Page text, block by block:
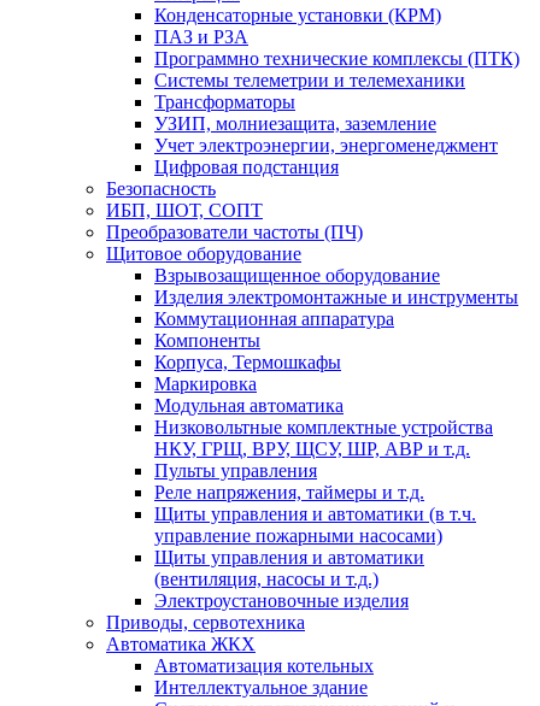
Конденсаторные установки (КРМ)
ПАЗ и РЗА
Программно технические комплексы (ПТК)
Системы телеметрии и телемеханики
Трансформаторы
УЗИП, молниезащита, заземление
Учет электроэнергии, энергоменеджмент
Цифровая подстанция
Безопасность
ИБП, ШОТ, СОПТ
Преобразователи частоты (ПЧ)
Щитовое оборудование
Взрывозащищенное оборудование
Изделия электромонтажные и инструменты
Коммутационная аппаратура
Компоненты
Корпуса, Термошкафы
Маркировка
Модульная автоматика
Низковольтные комплектные устройства
НКУ, ГРЩ, ВРУ, ЩСУ, ШР, АВР и т.д.
Пульты управления
Реле напряжения, таймеры и т.д.
Щиты управления и автоматики (в т.ч.
управление пожарными насосами)
Щиты управления и автоматики
(вентиляция, насосы и т.д.)
Электроустановочные изделия
Приводы, сервотехника
Автоматика ЖКХ
Автоматизация котельных
Интеллектуальное здание